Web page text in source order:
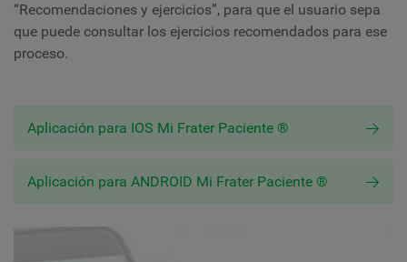
“Recomendaciones y ejercicios”, para que el usuario sepa
que puede consultar los ejercicios recomendados para ese
proceso.
Aplicación para IOS Mi Frater Paciente ®
Aplicación para ANDROID Mi Frater Paciente ®